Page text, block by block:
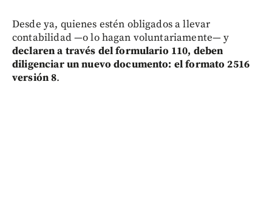
Desde ya, quienes estén obligados a llevar
contabilidad —o lo hagan voluntariamente— y
declaren a través del formulario 110, deben
diligenciar un nuevo documento: el formato 2516
versión 8.